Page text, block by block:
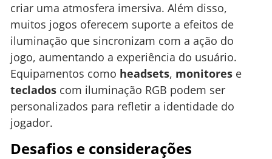
criar uma atmosfera imersiva. Além disso,
muitos jogos oferecem suporte a efeitos de
iluminação que sincronizam com a ação do
jogo, aumentando a experiência do usuário.
Equipamentos como headsets, monitores e
teclados com iluminação RGB podem ser
personalizados para refletir a identidade do
jogador.
Desafios e considerações